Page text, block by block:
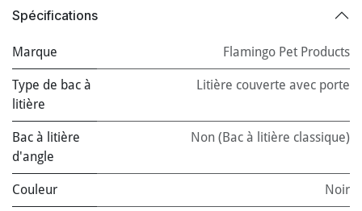
Spécifications
Marque Flamingo Pet Products
Type de bac à
litière
Litière couverte avec porte
Bac à litière
d'angle
Non (Bac à litière classique)
Couleur Noir